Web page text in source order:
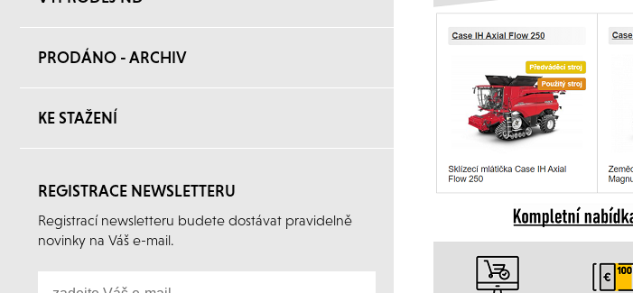
PRODÁNO - ARCHIV
KE STAŽENÍ
REGISTRACE NEWSLETTERU
Registrací newsletteru budete dostávat pravidelně
novinky na Váš e-mail.